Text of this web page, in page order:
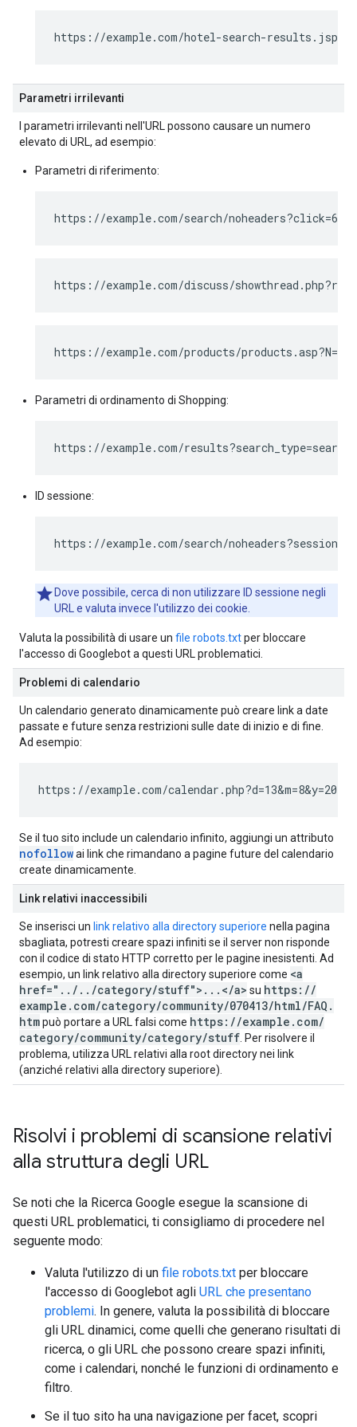
https://example.com/hotel-search-
Parametri irrilevanti
I parametri irrilevanti nell'URL possono causare un numero
elevato di URL, ad esempio:
Parametri di riferimento:
https://example.com/search/
https://example.com/discuss/
https://example.com/products/
Parametri di ordinamento di Shopping:
https://example.com/
ID sessione:
https://example.com/search/
Dove possibile, cerca di non utilizzare ID sessione negli
URL e valuta invece l'utilizzo dei cookie.
Valuta la possibilità di usare un file robots.txtper bloccare
l'accesso di Googlebot a questi URL problematici.
Problemi di calendario
Un calendario generato dinamicamente può creare link a date
passate e future senza restrizioni sulle date di inizio e di fine.
Ad esempio:
https://example.com/calendar.php?d=13&m=8&y=2011
Se il tuo sito include un calendario infinito, aggiungi un attributo
nofollowai link che rimandano a pagine future del calendario
create dinamicamente.
Link relativi inaccessibili
Se inserisci un link relativo alla directory superiore nella pagina
sbagliata, potresti creare spazi infiniti se il server non risponde
con il codice di stato HTTP corretto per le pagine inesistenti. Ad
esempio, un link relativo alla directory superiore come <a
href=" . . / . . /category/stuff"> . . . </a> su https: //
example . com/category/community/070413/html/FAQ .
htmpuò portare a URL falsi come https: //example . com/
category/community/category/stuff . Per risolvere il
problema, utilizza URL relativi alla root directory nei link
(anziché relativi alla directory superiore).
Risolvi i problemi di scansione relativi
alla struttura degli URL
Se noti che la Ricerca Google esegue la scansione di
questi URL problematici, ti consigliamo di procedere nel
seguente modo:
Valuta l'utilizzo di un file robots.txt per bloccare
l'accesso di Googlebot agli URL che presentano
problemi. In genere, valuta la possibilità di bloccare
gli URL dinamici, come quelli che generano risultati di
ricerca, o gli URL che possono creare spazi infiniti,
come i calendari, nonché le funzioni di ordinamento e
filtro.
Se il tuo sito ha una navigazione per facet, scopri